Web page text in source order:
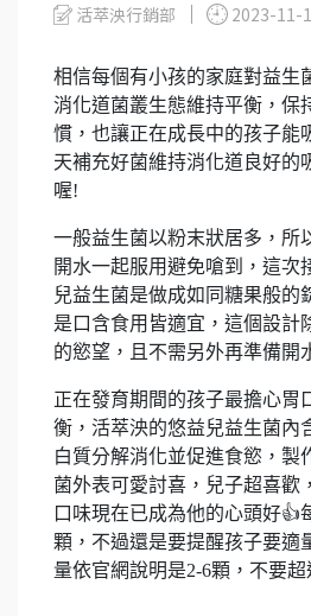
活萃泱行銷部 2023-11-
相信每個有小孩的家庭對益生
消化道菌叢生態維持平衡，保
慣，也讓正在成長中的孩子能
天補充好菌維持消化道良好的
喔!
一般益生菌以粉末狀居多，所
開水一起服用避免嗆到，這次
兒益生菌是做成如同糖果般的
是口含食用皆適宜，這個設計
的慾望，且不需另外再準備開
正在發育期間的孩子最擔心胃
衡，活萃泱的悠益兒益生菌內
白質分解消化並促進食慾，製
菌外表可愛討喜，兒子超喜歡
口味現在已成為他的心頭好👍
顆，不過還是要提醒孩子要適
量依官網說明是2-6顆，不要超